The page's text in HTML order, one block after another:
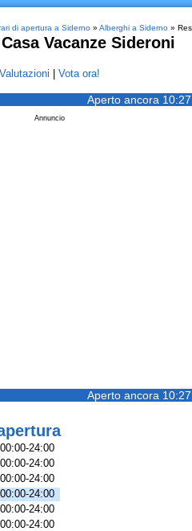
di apertura a Siderno» Alberghi a Siderno»
Vacanze Sideroni
Vota ora!
Aperto ancora
Annuncio
Aperto ancora
00:00-24:00
00:00-24:00
00:00-24:00
00:00-24:00
00:00-24:00
00:00-24:00